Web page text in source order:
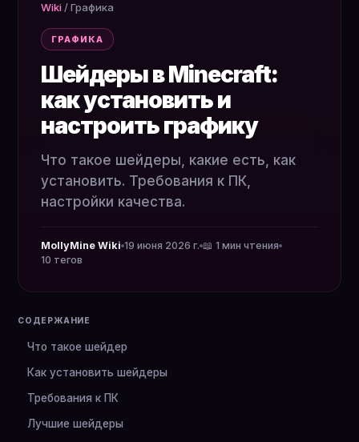
Wiki /Графика
ГРАФИКА
Шейдеры в Minecraft:
как установить и
настроить графику
Что такое шейдеры, какие есть, как
установить. Требования к ПК,
настройки качества.
MollyMine Wiki 19 июня 2026 г. 📖 1 мин чтения
10 тегов
СОДЕРЖАНИЕ
Что такое шейдер
Как установить шейдеры
Требования к ПК
Лучшие шейдеры